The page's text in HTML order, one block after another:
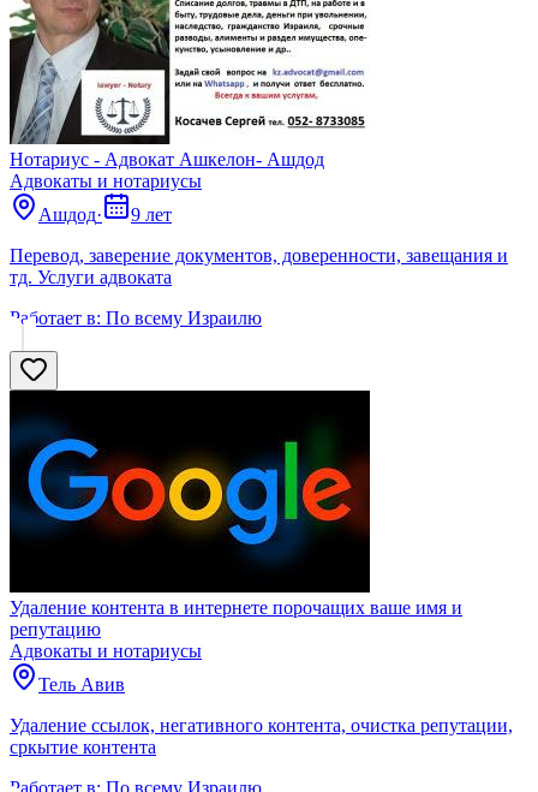
Нотариус - Адвокат Ашкелон- Ашдод
Адвокаты и нoтариусы
Ашдод·
9 лет
Перевод, заверение документов, доверенности, завещания и
тд. Услуги адвоката
Работает в: По всему Израилю
Удаление контента в интернете порочащих ваше имя и
репутацию
Адвокаты и нoтариусы
Тель Авив
Удаление ссылок, негативного контента, очистка репутации,
сркытие контента
Работает в: По всему Израилю